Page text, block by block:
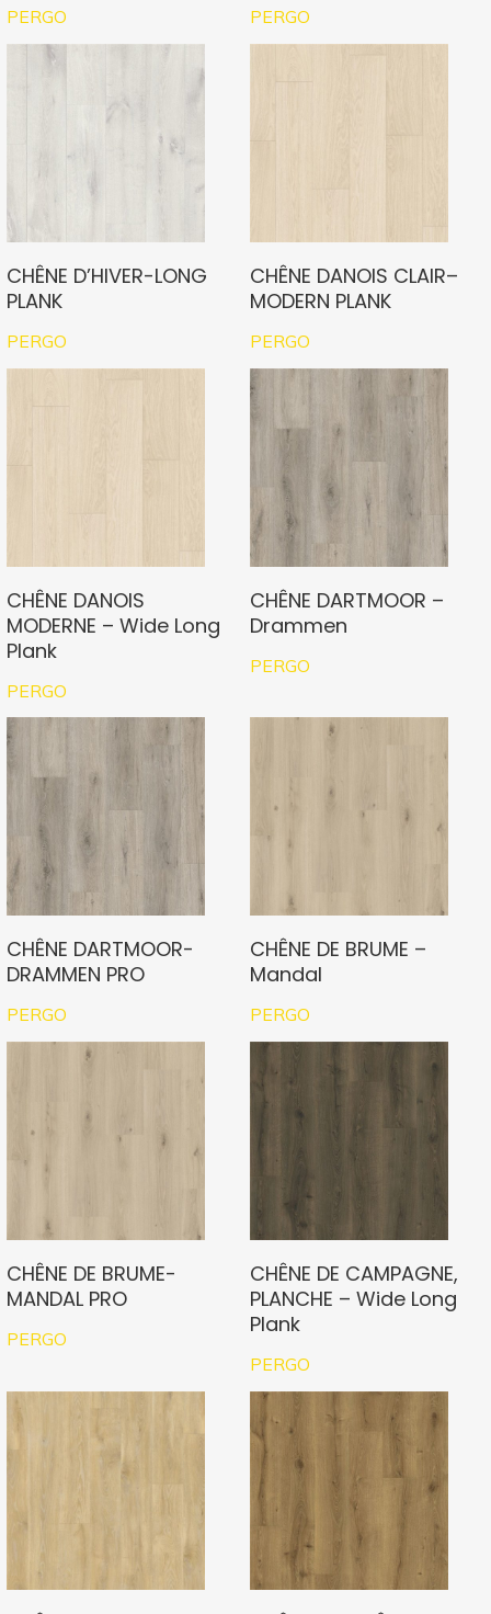
PERGO PERGO
CHÊNE D’HIVER-LONG
PLANK
PERGO
CHÊNE DANOIS CLAIR–
MODERN PLANK
PERGO
CHÊNE DANOIS
MODERNE – Wide Long
Plank
PERGO
CHÊNE DARTMOOR –
Drammen
PERGO
CHÊNE DARTMOOR-
DRAMMEN PRO
PERGO
CHÊNE DE BRUME –
Mandal
PERGO
CHÊNE DE BRUME-
MANDAL PRO
PERGO
CHÊNE DE CAMPAGNE,
PLANCHE – Wide Long
Plank
PERGO